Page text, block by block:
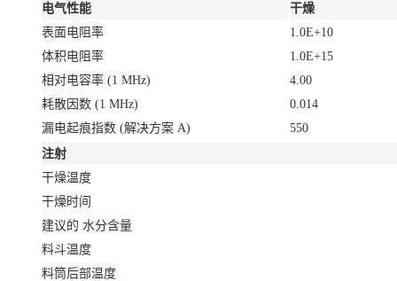
电气性能
干燥
表面电阻率
1.0E+10
体积电阻率
1.0E+15
相对电容率 (1 MHz)
4.00
耗散因数 (1 MHz)
0.014
漏电起痕指数 (解决方案 A)
550
注射
干燥温度
干燥时间
建议的 水分含量
料斗温度
料筒后部温度